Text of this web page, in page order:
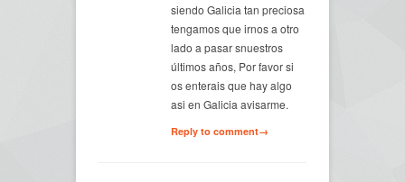
siendo Galicia tan preciosa
tengamos que irnos a otro
lado a pasar snuestros
últimos años, Por favor si
os enterais que hay algo
asi en Galicia avisarme.
Reply to comment→